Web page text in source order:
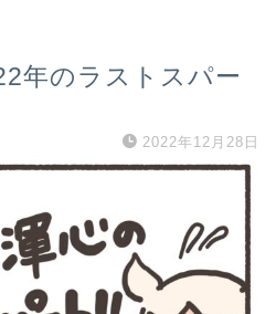
年のラストスパー
2022年12月28日